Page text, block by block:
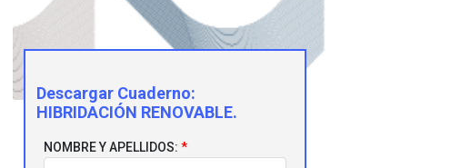
Descargar Cuaderno:
HIBRIDACIÓN RENOVABLE.
NOMBRE Y APELLIDOS: